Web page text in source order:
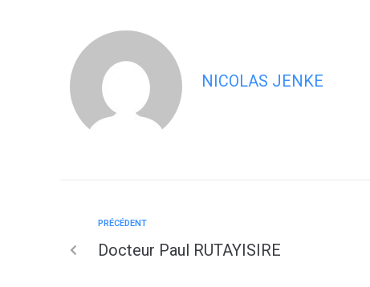
NICOLAS JENKE
PRÉCÉDENT
Docteur Paul RUTAYISIRE